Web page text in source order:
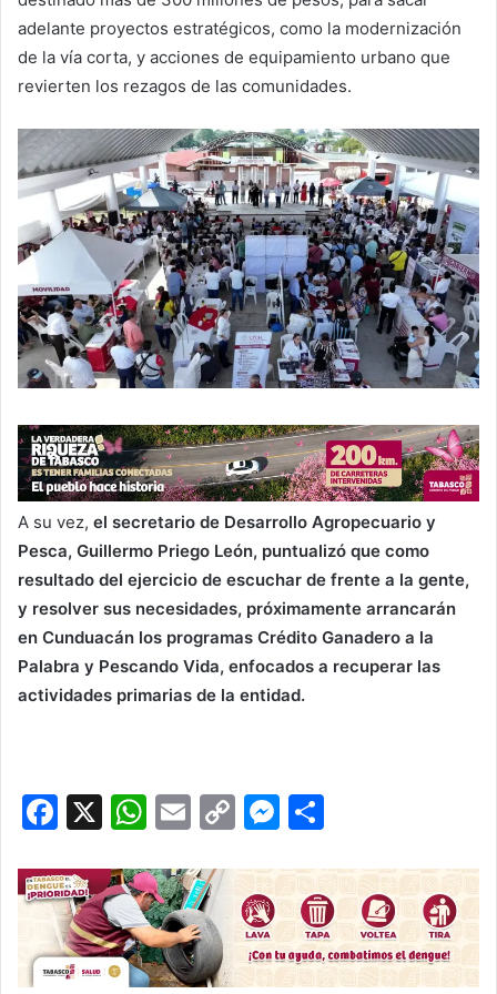
adelante proyectos estratégicos, como la modernización
de la vía corta, y acciones de equipamiento urbano que
revierten los rezagos de las comunidades.
A su vez, el secretario de Desarrollo Agropecuario y
Pesca, Guillermo Priego León, puntualizó que como
resultado del ejercicio de escuchar de frente a la gente,
y resolver sus necesidades, próximamente arrancarán
en Cunduacán los programas Crédito Ganadero a la
Palabra y Pescando Vida, enfocados a recuperar las
actividades primarias de la entidad.
F
c
e
b
X
W
at
s
A
E
ai
l
C
p
y
Li
M
s
s
e
m
p
ar